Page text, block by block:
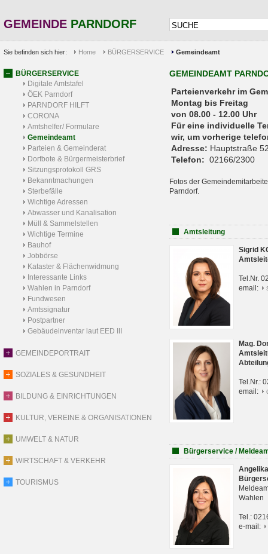
GEMEINDE PARNDORF
Sie befinden sich hier: Home BÜRGERSERVICE Gemeindeamt
BÜRGERSERVICE
Digitale Amtstafel
ÖEK Parndorf
PARNDORF HILFT
CORONA
Amtshelfer/ Formulare
Gemeindeamt
Parteien & Gemeinderat
Dorfbote & Bürgermeisterbrief
Sitzungsprotokoll GRS
Bekanntmachungen
Sterbefälle
Wichtige Adressen
Abwasser und Kanalisation
Müll & Sammelstellen
Wichtige Termine
Bauhof
Jobbörse
Kataster & Flächenwidmung
Interessante Links
Wahlen in Parndorf
Fundwesen
Amtssignatur
Postpartner
Gebäudeinventar laut EED III
GEMEINDEPORTRAIT
SOZIALES & GESUNDHEIT
BILDUNG & EINRICHTUNGEN
KULTUR, VEREINE & ORGANISATIONEN
UMWELT & NATUR
WIRTSCHAFT & VERKEHR
TOURISMUS
GEMEINDEAMT
Parteienverkehr
Montag bis Freitag
von 08.00 - 12.00 Uhr
Für eine individuelle
wir, um vorherige
Adresse: Hauptstraße
Telefon: 02166/2300
Fotos der
Parndorf.
Amtsleitung
Sigrid
Tel.Nr.
email:
Mag.
Tel.Nr.:
email:
Bürgerservice /
Wahlen
Tel.:
e-mail: